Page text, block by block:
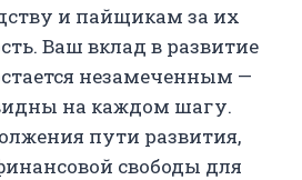
и пайщикам за их
Ваш вклад в развитие
незамеченным —
на каждом шагу.
пути развития,
свободы для